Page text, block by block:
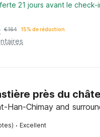
21 jours avant le check-
€164 15% de réduction
près du
Han-Chimay and
· Excellent